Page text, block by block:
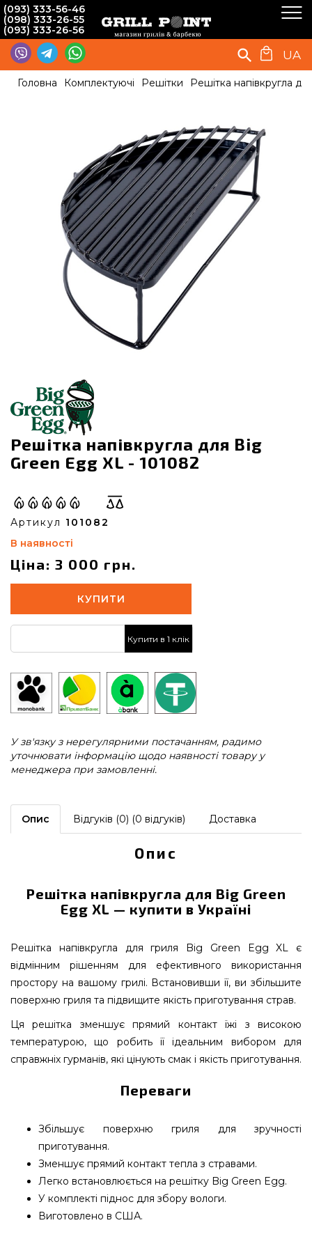
(093) 333-56-46
(098) 333-26-55
(093) 333-26-56
UA
Головна Комплектуючі Решітки Решітка напівкругла
Решітка напівкругла для Big
Green Egg XL - 101082
Артикул 101082
В наявності
Ціна: 3 000 грн.
КУПИТИ
Купити в 1 клік
У зв'язку з нерегулярними постачанням, радимо
уточнювати інформацію щодо наявності товару у
менеджера при замовленні.
Опис Відгуків (0) (0 відгуків) Доставка
Опис
Решітка напівкругла для Big Green
Egg XL — купити в Україні
Решітка напівкругла для гриля Big Green Egg XL є
відмінним рішенням для ефективного використання
простору на вашому грилі. Встановивши її, ви збільшите
поверхню гриля та підвищите якість приготування страв.
Ця решітка зменшує прямий контакт їжі з високою
температурою, що робить її ідеальним вибором для
справжніх гурманів, які цінують смак і якість приготування.
Переваги
Збільшує поверхню гриля для зручності
приготування.
Зменшує прямий контакт тепла з стравами.
Легко встановлюється на решітку Big Green Egg.
У комплекті піднос для збору вологи.
Виготовлено в США.